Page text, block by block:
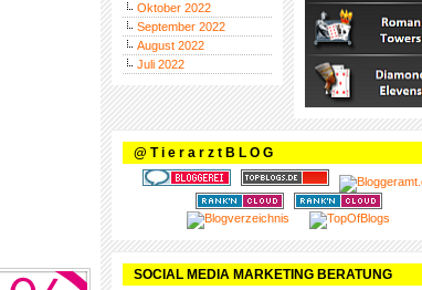
Oktober 2022
September 2022
August 2022
Juli 2022
@ T i e r a r z t B L O G
SOCIAL MEDIA MARKETING BERATUNG